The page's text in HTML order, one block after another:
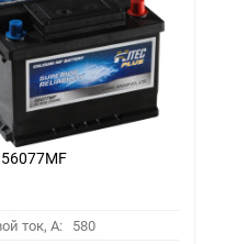
56077MF
ток, A: 580